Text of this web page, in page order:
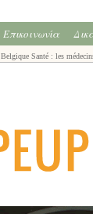
Επικοινωνία
Belgique Santé : les